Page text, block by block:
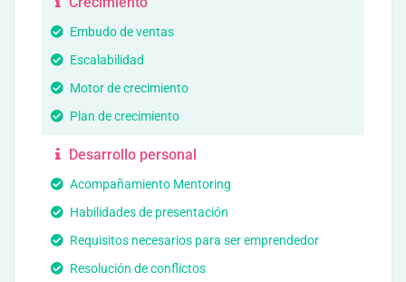
Embudo de ventas
Escalabilidad
Motor de crecimiento
Plan de crecimiento
Desarrollo personal
Acompañamiento Mentoring
Habilidades de presentación
Requisitos necesarios para ser emprendedor
Resolución de conflictos